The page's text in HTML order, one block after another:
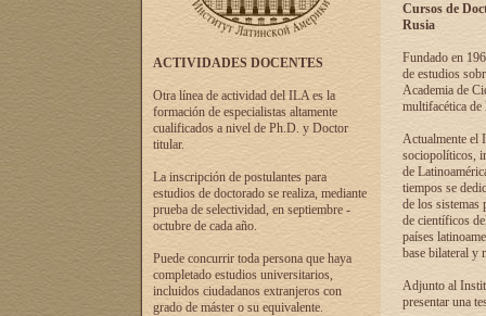
ACTIVIDADES DOCENTES
Otra línea de actividad del ILA es la
formación de especialistas altamente
cualificados a nivel de Ph.D. y Doctor
titular.
La inscripción de postulantes para
estudios de doctorado se realiza, mediante
prueba de selectividad, en septiembre -
octubre de cada año.
Puede concurrir toda persona que haya
completado estudios universitarios,
incluidos ciudadanos extranjeros con
grado de máster o su equivalente.
Cursos de
Rusia
Fundado en
de estudios
Academia de
multifacética de
Actualmente el
sociopolíticos,
de
tiempos se
de los sistemas
de científicos
países
base bilateral y
Adjunto al
presentar una